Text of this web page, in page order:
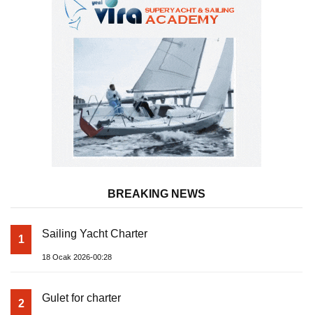
BREAKING NEWS
1 Sailing Yacht Charter
18 Ocak 2026-00:28
2 Gulet for charter